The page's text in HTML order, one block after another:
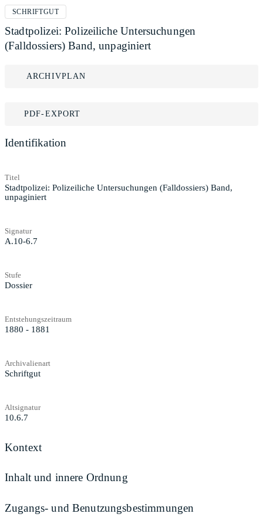
SCHRIFTGUT
Stadtpolizei: Polizeiliche Untersuchungen
(Falldossiers) Band, unpaginiert
ARCHIVPLAN
PDF-EXPORT
Identifikation
Titel
Stadtpolizei: Polizeiliche Untersuchungen (Falldossiers) Band,
unpaginiert
Signatur
A.10-6.7
Stufe
Dossier
Entstehungszeitraum
1880 - 1881
Archivalienart
Schriftgut
Altsignatur
10.6.7
Kontext
Inhalt und innere Ordnung
Zugangs- und Benutzungsbestimmungen